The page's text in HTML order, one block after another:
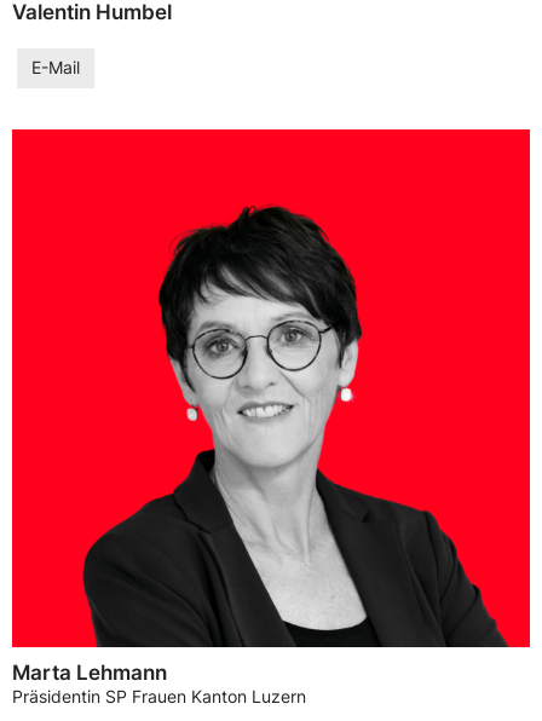
Valentin Humbel
E-Mail
Marta Lehmann
Präsidentin SP Frauen Kanton Luzern